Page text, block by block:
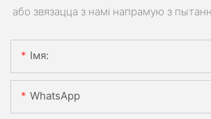
або звязацца з намі напрамую з
Імя:
WhatsApp